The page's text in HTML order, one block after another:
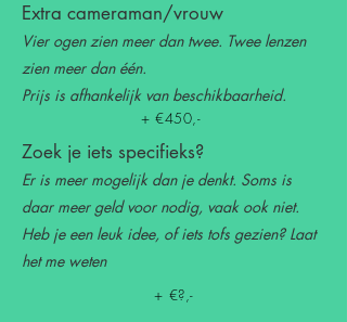
Extra cameraman/vrouw
Vier ogen zien meer dan twee. Twee lenzen
zien meer dan één.
Prijs is afhankelijk van beschikbaarheid.
+ €450,-
Zoek je iets specifieks?
Er is meer mogelijk dan je denkt. Soms is
daar meer geld voor nodig, vaak ook niet.
Heb je een leuk idee, of iets tofs gezien? Laat
het me weten
+ €?,-